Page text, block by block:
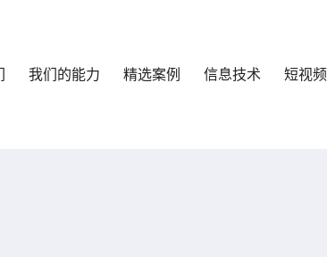
我们的能力
精选案例
信息技术
短视频